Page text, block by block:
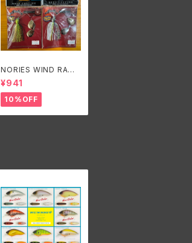
NORIES WIND RANG
E3/8oz./ノリーズ ウイ
ンドレンジ3/8oz.
¥941
10%OFF